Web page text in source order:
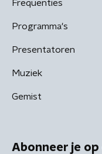
Frequenties
Programma's
Presentatoren
Muziek
Gemist
Abonneer je